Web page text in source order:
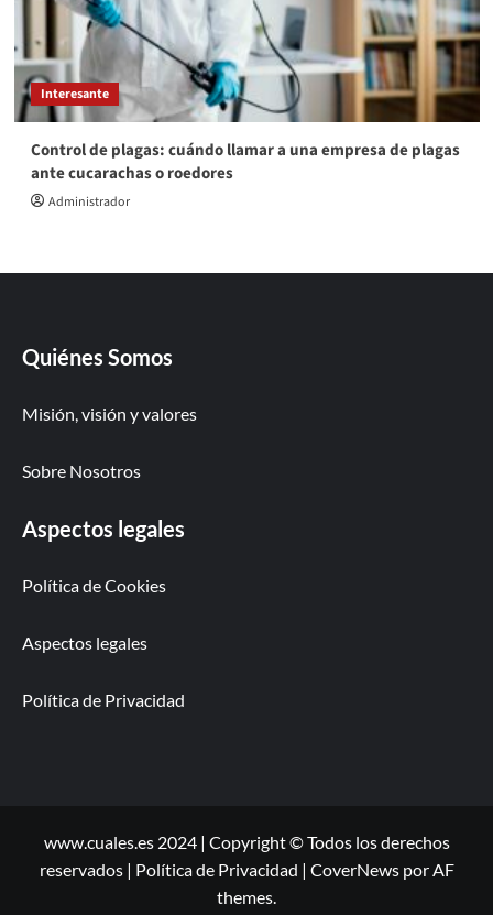
Interesante
Control de plagas: cuándo llamar a una empresa de plagas
ante cucarachas o roedores
Administrador
Quiénes Somos
Misión, visión y valores
Sobre Nosotros
Aspectos legales
Política de Cookies
Aspectos legales
Política de Privacidad
www.cuales.es 2024 | Copyright © Todos los derechos
reservados | Política de Privacidad | CoverNewspor AF
themes.